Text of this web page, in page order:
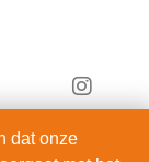
dat onze